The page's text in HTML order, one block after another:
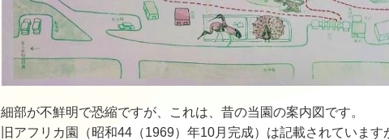
細部が不鮮明で恐縮ですが、これは、昔の当園の案内図です。
旧アフリカ園（昭和44（1969）年10月完成）は記載されていま